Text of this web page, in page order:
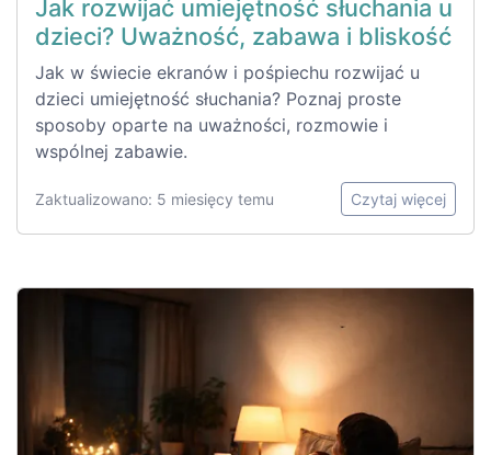
Jak rozwijać umiejętność słuchania u
dzieci? Uważność, zabawa i bliskość
Jak w świecie ekranów i pośpiechu rozwijać u
dzieci umiejętność słuchania? Poznaj proste
sposoby oparte na uważności, rozmowie i
wspólnej zabawie.
Zaktualizowano: 5 miesięcy temu Czytaj więcej